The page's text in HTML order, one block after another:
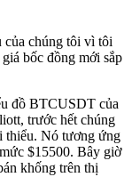
của chúng tôi vì tôi
bốc đồng mới sắp
đồ BTCUSDT của
trước hết chúng
thiểu. Nó tương ứng
$15500. Bây giờ
khống trên thị